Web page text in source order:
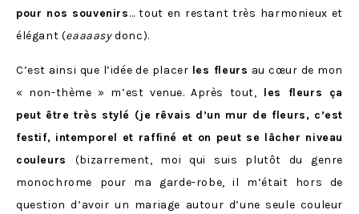
pour nos souvenirs… tout en restant très harmonieux et
élégant (eaaaasydonc).
C’est ainsi que l’idée de placer les fleurs au cœur de mon
« non-thème » m’est venue. Après tout, les fleurs ça
peut être très stylé (je rêvais d’un mur de fleurs, c’est
festif, intemporel et raffiné et on peut se lâcher niveau
couleurs (bizarrement, moi qui suis plutôt du genre
monochrome pour ma garde-robe, il m’était hors de
question d’avoir un mariage autour d’une seule couleur